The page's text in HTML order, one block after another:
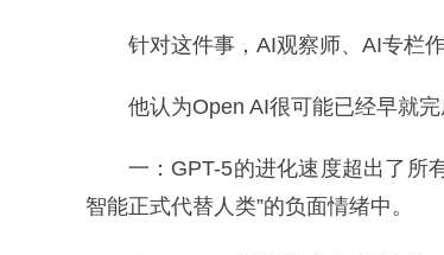
针对这件事，AI观察师、AI专栏
他认为Open AI很可能已经早就
一：GPT-5的进化速度超出了所
智能正式代替人类”的负面情绪中。